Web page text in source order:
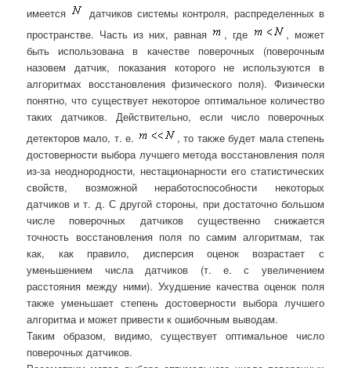
имеется
датчиков системы контроля, распределенных в
пространстве. Часть из них, равная
, где
, может
быть использована в качестве поверочных (поверочным
назовем датчик, показания которого не используются в
алгоритмах восстановления физического поля). Физически
понятно, что существует некоторое оптимальное количество
таких датчиков. Действительно, если число поверочных
детекторов мало, т. е.
, то также будет мала степень
достоверности выбора лучшего метода восстановления поля
из-за неоднородности, нестационарности его статистических
свойств, возможной неработоспособности некоторых
датчиков и т. д. С другой стороны, при достаточно большом
числе поверочных датчиков существенно снижается
точность восстановления поля по самим алгоритмам, так
как, как правило, дисперсия оценок возрастает с
уменьшением числа датчиков (т. е. с увеличением
расстояния между ними). Ухудшение качества оценок поля
также уменьшает степень достоверности выбора лучшего
алгоритма и может привести к ошибочным выводам.
Таким образом, видимо, существует оптимальное число
поверочных датчиков.